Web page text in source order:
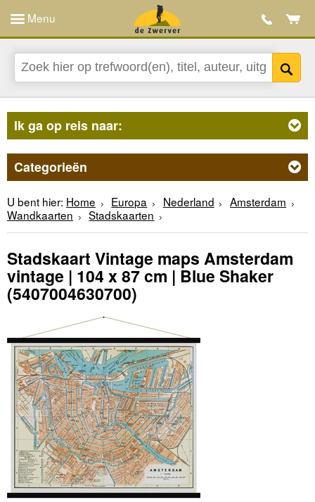
Menu
Ik ga op reis naar:
Categorieën
U bent hier: Home Europa Nederland
Amsterdam
Wandkaarten
Stadskaarten
Stadskaart Vintage maps Amsterdam
vintage | 104 x 87 cm | Blue Shaker
(5407004630700)